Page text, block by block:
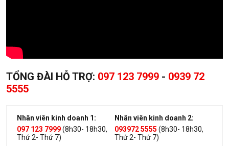
TỔNG ĐÀI HỖ TRỢ: 097 123 7999 - 0939 72
5555
Nhân viên kinh doanh 1:
097 123 7999(8h30- 18h30,
Thứ 2- Thứ 7)
Nhân viên kinh doanh 2:
093972 5555 (8h30- 18h30,
Thứ 2- Thứ 7)